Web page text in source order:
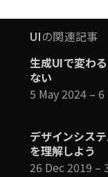
UIの関連記事
生成UIで変わ
ない
5 May 2024– 6
デザインシス
を理解しよう
26 Dec 2019 –